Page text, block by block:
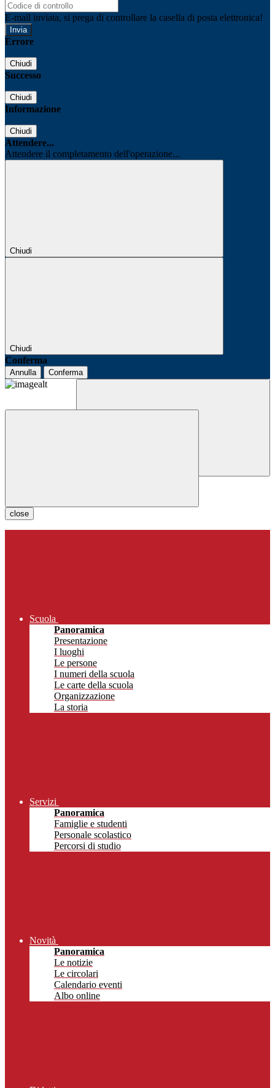
E-mail inviata, si prega di controllare la casella di posta elettronica!
Errore
Chiudi
Successo
Chiudi
Informazione
Chiudi
Attendere...
Attendere il completamento dell'operazione...
Chiudi
Chiudi
Conferma
Annulla Conferma
close
Scuola
Panoramica
Presentazione
I luoghi
Le persone
I numeri della scuola
Le carte della scuola
Organizzazione
La storia
Servizi
Panoramica
Famiglie e studenti
Personale scolastico
Percorsi di studio
Novità
Panoramica
Le notizie
Le circolari
Calendario eventi
Albo online